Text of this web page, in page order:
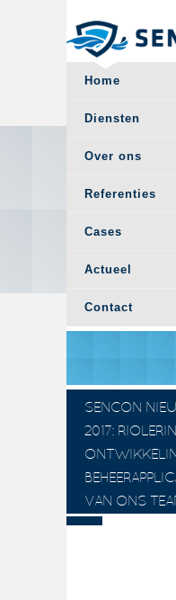
Home
Diensten
Over ons
Referenties
Cases
Actueel
Contact
SENCON
2017:
VAN ONS